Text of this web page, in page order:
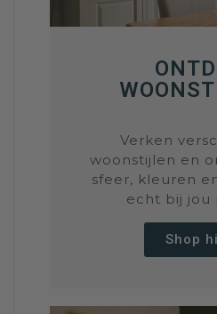
Verken
woonstijlen en
sfeer, kleuren
echt bij jou
Shop